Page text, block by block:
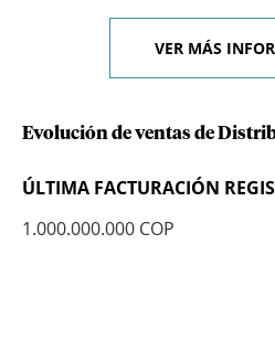
VER MÁS
Evolución de ventas de
ÚLTIMA FACTURACIÓN
1.000.000.000 COP